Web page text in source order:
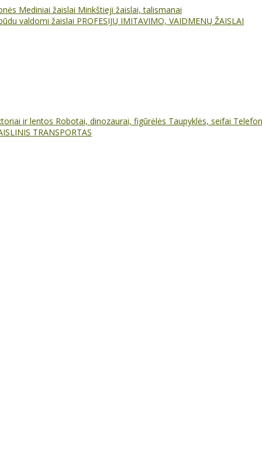
Mediniai žaislai Minkštieji žaislai, talismanai
valdomi žaislai PROFESIJŲ IMITAVIMO, VAIDMENŲ ŽAISLAI
ir lentos Robotai, dinozaurai, figūrėlės Taupyklės, seifai
TRANSPORTAS